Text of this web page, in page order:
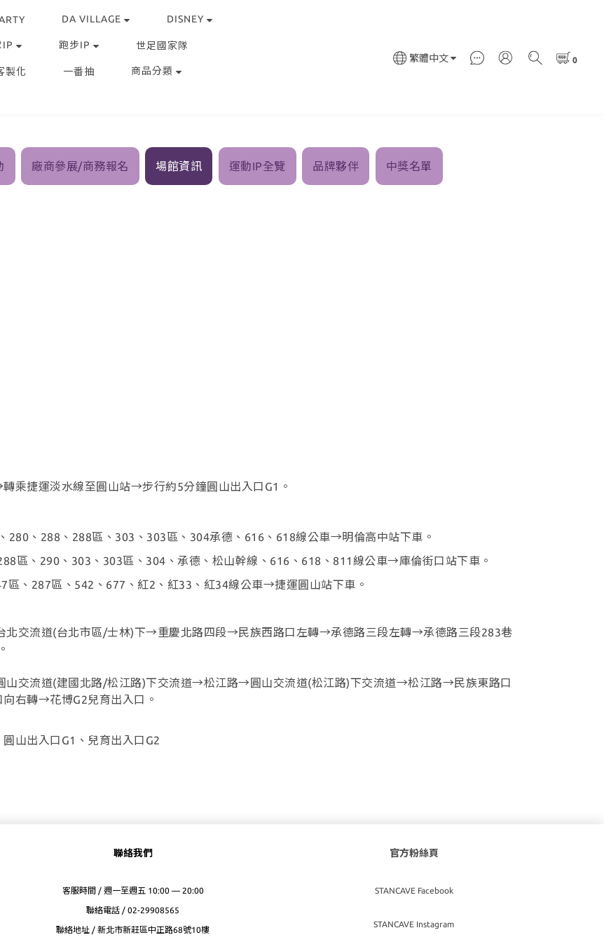
DA VILLAGE DISNEY
IP 跑步IP 世足國家隊
製化 一番抽 商品分類
繁體中文
廠商參展/商務報名 場館資訊 運動IP全覽 品牌夥伴 中獎名單
乘捷運淡水線至圓山站→步行約5分鐘圓山出入口G1。
280、288、288區、303、303區、304承德、616、618線公車→明倫高中站下車。
區、290、303、303區、304、承德、松山幹線、616、618、811線公車→庫倫街口站下車。
區、287區、542、677、紅2、紅33、紅34線公車→捷運圓山站下車。
交流道(台北市區/士林)下→重慶北路四段→民族西路口左轉→承德路三段左轉→承德路三段283巷
交流道(建國北路/松江路)下交流道→松江路→圓山交流道(松江路)下交流道→松江路→民族東路口
右轉→花博G2兒育出入口。
山出入口G1、兒育出入口G2
聯絡我們
客服時間 / 週一至週五 10:00 — 20:00
聯絡電話 / 02-29908565
聯絡地址 / 新北市新莊區中正路68號10樓
官方粉絲頁
STANCAVE Facebook
STANCAVE Instagram